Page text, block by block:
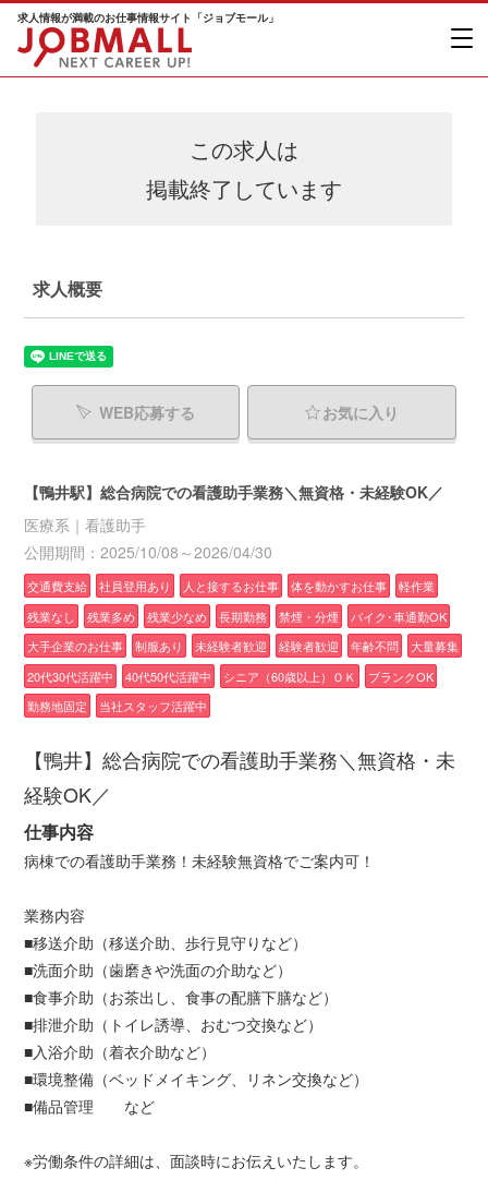
求人情報が満載のお仕事情報サイト「ジョブモール」
この求人は
掲載終了しています
求人概要
WEB応募する お気に入り
【鴨井駅】総合病院での看護助手業務＼無資格・未経験OK／
医療系｜看護助手
公開期間：2025/10/08～2026/04/30
交通費支給 社員登用あり 人と接するお仕事 体を動かすお仕事
軽作業
残業なし
残業多め 残業少なめ 長期勤務 禁煙・分煙
バイク･車通勤OK
大手企業のお仕事
制服あり 未経験者歓迎 経験者歓迎 年齢不問
大量募集
20代30代活躍中
40代50代活躍中 シニア（60歳以上）ＯＫ
ブランクOK
勤務地固定
当社スタッフ活躍中
【鴨井】総合病院での看護助手業務＼無資格・未
経験OK／
仕事内容
病棟での看護助手業務！未経験無資格でご案内可！
業務内容
■移送介助（移送介助、歩行見守りなど）
■洗面介助（歯磨きや洗面の介助など）
■食事介助（お茶出し、食事の配膳下膳など）
■排泄介助（トイレ誘導、おむつ交換など）
■入浴介助（着衣介助など）
■環境整備（ベッドメイキング、リネン交換など）
■備品管理 など
※労働条件の詳細は、面談時にお伝えいたします。